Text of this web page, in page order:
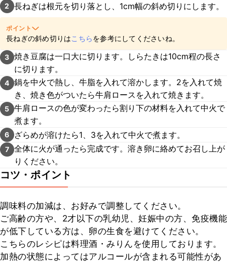
2 長ねぎは根元を切り落とし、1cm幅の斜め切りにします。
ポイント
長ねぎの斜め切りはこちらを参考にしてくださいね。
3 焼き豆腐は一口大に切ります。しらたきは10cm程の長さ
に切ります。
4 鍋を中火で熱し、牛脂を入れて溶かします。2を入れて焼
き、焼き色がついたら牛肩ロースを入れて焼きます。
5 牛肩ロースの色が変わったら割り下の材料を入れて中火で
煮ます。
6 ざらめが溶けたら1、3を入れて中火で煮ます。
7 全体に火が通ったら完成です。溶き卵に絡めてお召し上が
りください。
コツ・ポイント
調味料の加減は、お好みで調整してください。
ご高齢の方や、2才以下の乳幼児、妊娠中の方、免疫機能
が低下している方は、卵の生食を避けてください。
こちらのレシピは料理酒・みりんを使用しております。
加熱の状態によってはアルコールが含まれる可能性があ